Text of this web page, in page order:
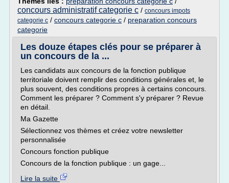
concours administratif categorie c / concours impots
categorie c / concours categorie c / preparation concours
categorie
Les douze étapes clés pour se préparer à
un concours de la ...
Les candidats aux concours de la fonction publique
territoriale doivent remplir des conditions générales et, le
plus souvent, des conditions propres à certains concours.
Comment les préparer ? Comment s'y préparer ? Revue
en détail.
Ma Gazette
Sélectionnez vos thèmes et créez votre newsletter
personnalisée
Concours fonction publique
Concours de la fonction publique : un gage...
Lire la suite